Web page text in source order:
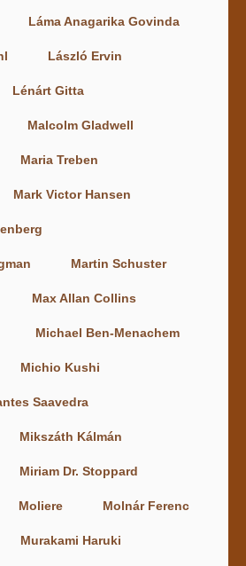
Láma Anagarika Govinda
László Ervin
Lénárt Gitta
Malcolm Gladwell
Maria Treben
Mark Victor Hansen
Martin Schuster
Max Allan Collins
Michael Ben-Menachem
Michio Kushi
Saavedra
Mikszáth Kálmán
Miriam Dr. Stoppard
Moliere Molnár Ferenc
Murakami Haruki